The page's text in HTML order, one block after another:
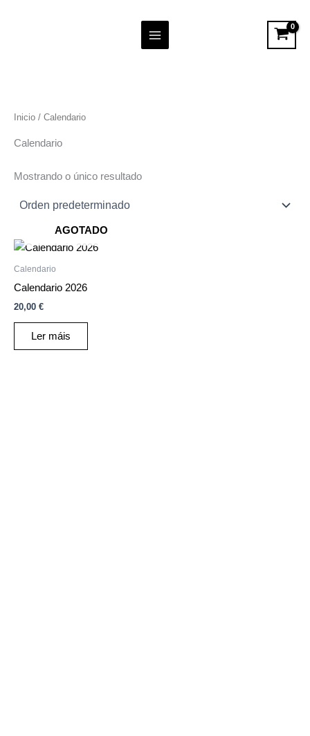
Inicio / Calendario
Calendario
Mostrando o único resultado
AGOTADO
Calendario
Calendario 2026
20,00 €
Ler máis